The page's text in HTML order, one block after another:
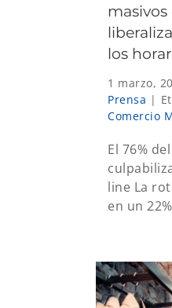
masivos
los
1 marzo,
Prensa |
Comercio
El 76%
line La
en un